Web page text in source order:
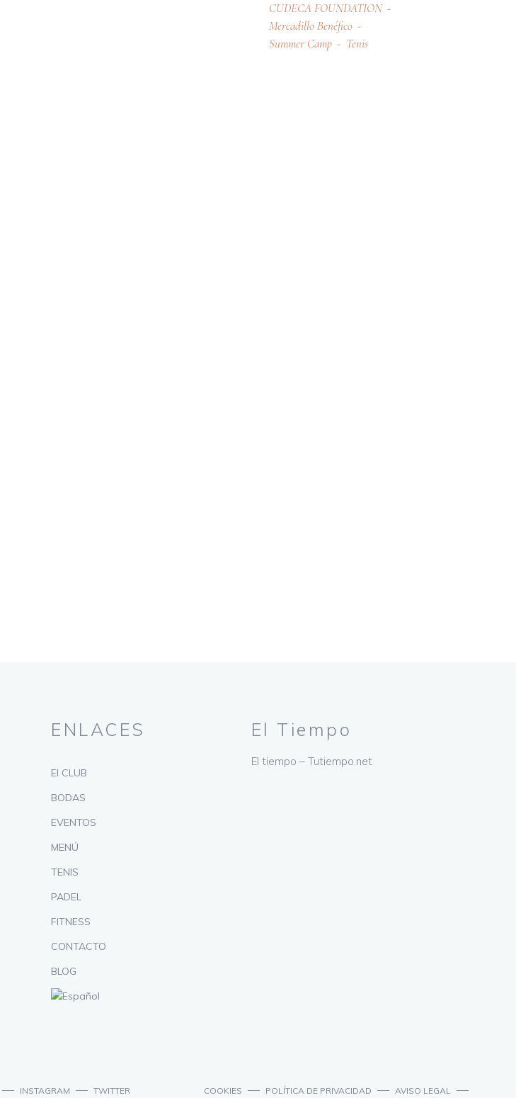
CUDECA FOUNDATION
Mercadillo Benéfico
Summer Camp
Tenis
ENLACES
El CLUB
BODAS
EVENTOS
MENÚ
TENIS
PADEL
FITNESS
CONTACTO
BLOG
El Tiempo
El tiempo – Tutiempo.net
INSTAGRAM TWITTER COOKIES POLÍTICA DE PRIVACIDAD
AVISO LEGAL